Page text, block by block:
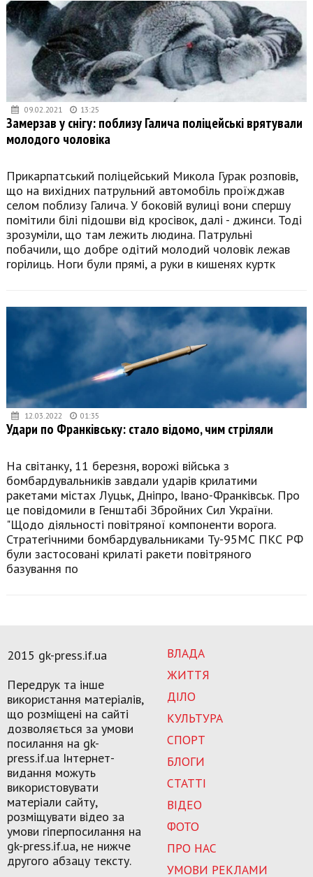
09.02.2021 13:25
Замерзав у снігу: поблизу Галича поліцейські врятували
молодого чоловіка
Прикарпатський поліцейський Микола Гурак розповів,
що на вихідних патрульний автомобіль проїжджав
селом поблизу Галича. У боковій вулиці вони спершу
помітили білі підошви від кросівок, далі - джинси. Тоді
зрозуміли, що там лежить людина. Патрульні
побачили, що добре одітий молодий чоловік лежав
горілиць. Ноги були прямі, а руки в кишенях куртк
12.03.2022 01:35
Удари по Франківську: стало відомо, чим стріляли
На світанку, 11 березня, ворожі війська з
бомбардувальників завдали ударів крилатими
ракетами містах Луцьк, Дніпро, Івано-Франківськ. Про
це повідомили в Генштабі Збройних Сил України.
"Щодо діяльності повітряної компоненти ворога.
Стратегічними бомбардувальниками Ту-95МС ПКС РФ
були застосовані крилаті ракети повітряного
базування по
ВЛАДА
ЖИТТЯ
ДІЛО
КУЛЬТУРА
СПОРТ
БЛОГИ
СТАТТІ
ВІДЕО
ФОТО
ПРО НАС
УМОВИ РЕКЛАМИ
2015 gk-press.if.ua
Передрук та інше
використання матеріалів,
що розміщені на сайті
дозволяється за умови
посилання на gk-
press.if.ua Інтернет-
видання можуть
використовувати
матеріали сайту,
розміщувати відео за
умови гіперпосилання на
gk-press.if.ua, не нижче
другого абзацу тексту.